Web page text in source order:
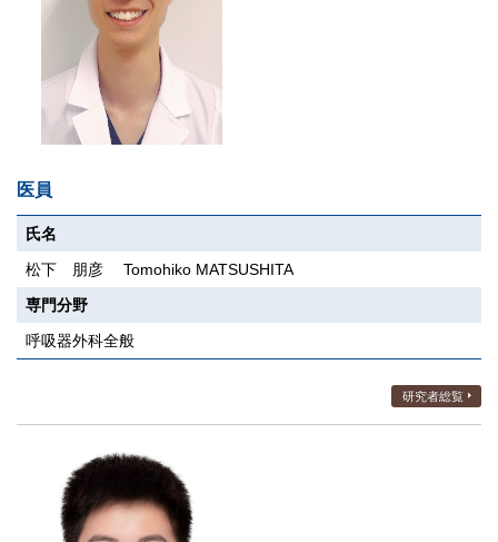
医員
氏名
松下 朋彦 Tomohiko MATSUSHITA
専門分野
呼吸器外科全般
研究者総覧